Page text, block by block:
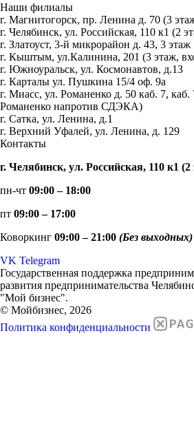
Наши филиалы
г. Магнитогорск, пр. Ленина д. 70 (3
г. Челябинск, ул. Российская, 110 к1 (2
г. Златоуст, 3-й микрорайон д. 43, 3 этаж
г. Кыштым, ул.Калинина, 201 (3 этаж,
г. Южноуральск, ул. Космонавтов, д.13
г. Карталы ул. Пушкина 15/4 оф. 9а
г. Миасс, ул. Романенко д. 50 каб. 7, каб.
Романенко напротив СДЭКА)
г. Сатка, ул. Ленина, д.1
г. Верхний Уфалей, ул. Ленина, д. 129
Контакты
г. Челябинск, ул. Российская, 110 к1
пн-чт 09:00 – 18:00
пт 09:00 – 17:00
Коворкинг 09:00 – 21:00 (Без выходных)
VK Telegram
Государственная поддержка
развития предпринимательства
"Мой бизнес".
© Мойбизнес, 2026
Политика конфиденциальности